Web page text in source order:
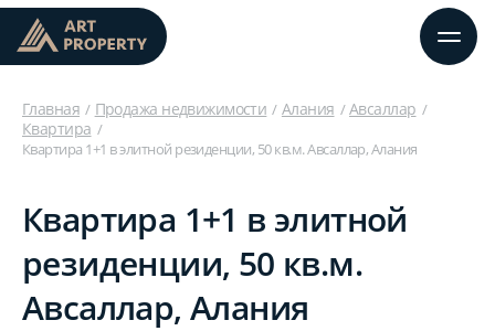
Главная Продажа недвижимости Алания
Авсаллар
Квартира
Квартира 1+1 в элитной резиденции, 50 кв.м. Авсаллар, Алания
Квартира 1+1 в элитной
резиденции, 50 кв.м.
Авсаллар, Алания